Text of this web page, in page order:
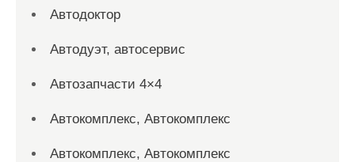
Автодоктор
Автодуэт, автосервис
Автозапчасти 4×4
Автокомплекс, Автокомплекс
Автокомплекс, Автокомплекс